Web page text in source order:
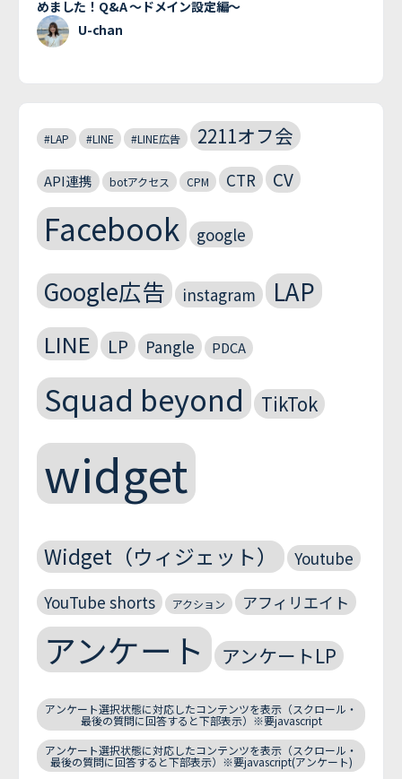
めました！Q&A 〜ドメイン設定編〜
U-chan
#LAP #LINE #LINE広告 2211オフ会
API連携 botアクセス CPM CTR CV
Facebook google
Google広告 instagram LAP
LINE LP Pangle PDCA
Squad beyond TikTok
widget
Widget（ウィジェット）
Youtube
YouTube shorts
アクション アフィリエイト
アンケート アンケートLP
アンケート選択状態に対応したコンテンツを表示（スクロール・
最後の質問に回答すると下部表示）※要javascript
アンケート選択状態に対応したコンテンツを表示（スクロール・
最後の質問に回答すると下部表示）※要javascript(アンケート)